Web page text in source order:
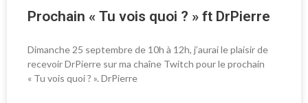
Prochain « Tu vois quoi ? » ft DrPierre
Dimanche 25 septembre de 10h à 12h, j’aurai le plaisir de
recevoir DrPierre sur ma chaîne Twitch pour le prochain
« Tu vois quoi ? ». DrPierre